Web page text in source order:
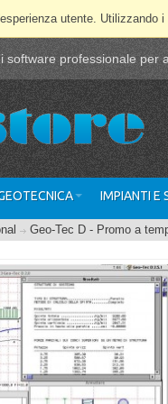
utente.
software professionale
IMPIANTI E
Geo-Tec D - Promo a